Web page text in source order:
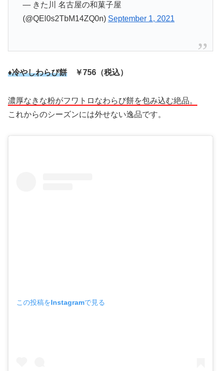
— きた川 名古屋の和菓子屋
(@QEl0s2TbM14ZQ0n) September 1, 2021
♦冷やしわらび餅 ￥756（税込）
濃厚なきな粉がフワトロなわらび餅を包み込む絶品。
これからのシーズンには外せない逸品です。
この投稿をInstagramで見る